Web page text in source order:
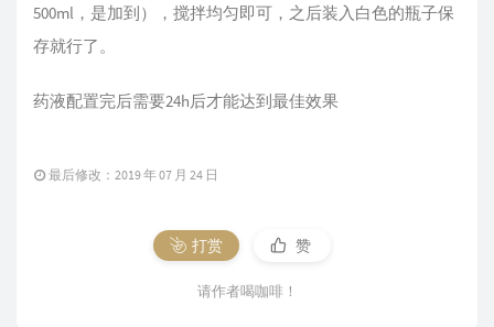
500ml，是加到），搅拌均匀即可，之后装入白色的瓶子保
存就行了。
药液配置完后需要24h后才能达到最佳效果
最后修改：2019 年 07 月 24 日
打赏 赞
请作者喝咖啡！